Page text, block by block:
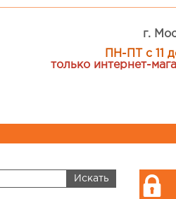
г.
ПН-ПТ с 11
только интернет-